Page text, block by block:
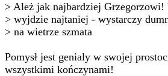
> Ależ jak najbardziej Grzegorzowi!
> wyjdzie najtaniej - wystarczy
> na wietrze szmata
Pomysł jest genialy w swojej
wszystkimi kończynami!